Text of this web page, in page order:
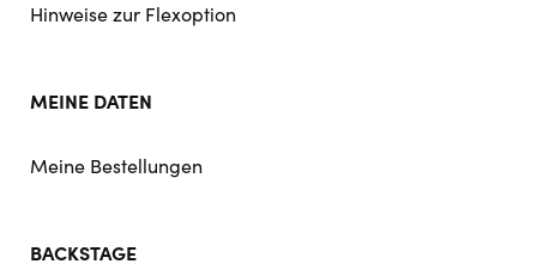
Hinweise zur Flexoption
MEINE DATEN
Meine Bestellungen
BACKSTAGE